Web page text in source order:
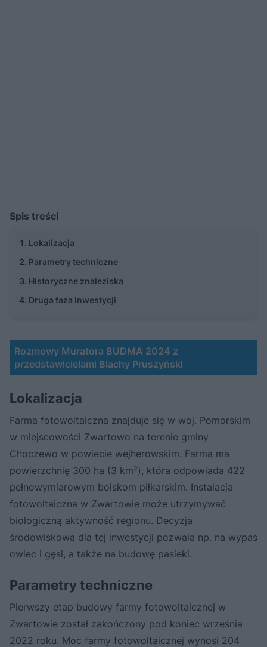
Spis treści
Lokalizacja
Parametry techniczne
Historyczne znaleziska
Druga faza inwestycji
Rozmowy Muratora BUDMA 2024 z
przedstawicielami Blachy Pruszyński
Lokalizacja
Farma fotowoltaiczna znajduje się w woj. Pomorskim
w miejscowości Zwartowo na terenie gminy
Choczewo w powiecie wejherowskim. Farma ma
powierzchnię 300 ha (3 km²), która odpowiada 422
pełnowymiarowym boiskom piłkarskim. Instalacja
fotowoltaiczna w Zwartowie może utrzymywać
biologiczną aktywność regionu. Decyzja
środowiskowa dla tej inwestycji pozwala np. na wypas
owiec i gęsi, a także na budowę pasieki.
Parametry techniczne
Pierwszy etap budowy farmy fotowoltaicznej w
Zwartowie został zakończony pod koniec września
2022 roku. Moc farmy fotowoltaicznej wynosi 204